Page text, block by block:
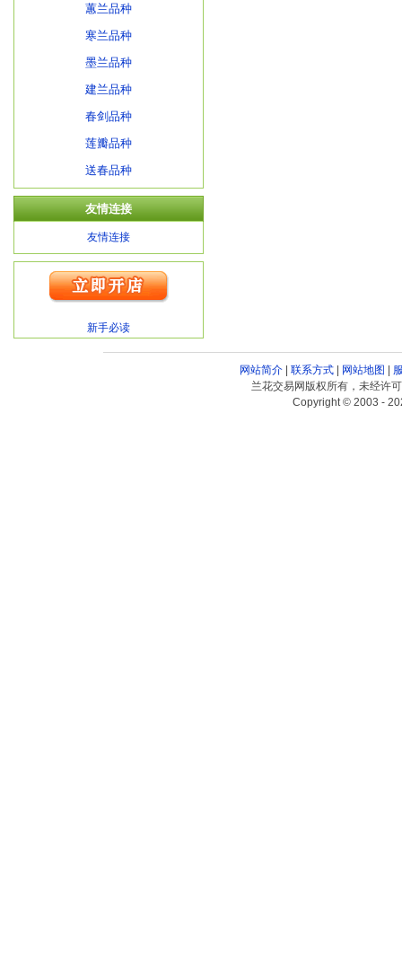
蕙兰品种
寒兰品种
墨兰品种
建兰品种
春剑品种
莲瓣品种
送春品种
友情连接
友情连接
新手必读
网站简介| 联系方式| 网站地图 |
兰花交易网版权所有，未经许
Copyright © 2003 -